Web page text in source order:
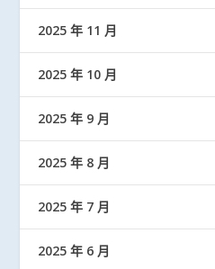
2025 年 11 月
2025 年 10 月
2025 年 9 月
2025 年 8 月
2025 年 7 月
2025 年 6 月